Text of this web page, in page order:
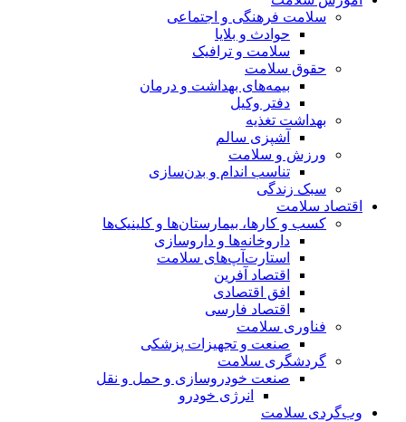
سلامت فرهنگی و اجتماعی
حوادث و بلایا
سلامت و ترافیک
حقوق سلامت
بیمه‌های بهداشت و درمان
دفتر وکیل
بهداشت تغذیه
آشپزی سالم
ورزش و سلامت
تناسب اندام و بدن‌سازی
سبک زندگی
اقتصاد سلامت
کسب و کارها، بیمارستان‌ها و کلینیک‌ها
داروخانه‌ها و داروسازی
استارت‌آپ‌های سلامت
اقتصاد آفرین
افق اقتصادی
اقتصاد فارسی
فناوری سلامت
صنعت و تجهیزات پزشکی
گردشگری سلامت
صنعت خودروسازی و حمل و نقل
انرژی خودرو
وب‌گردی سلامت